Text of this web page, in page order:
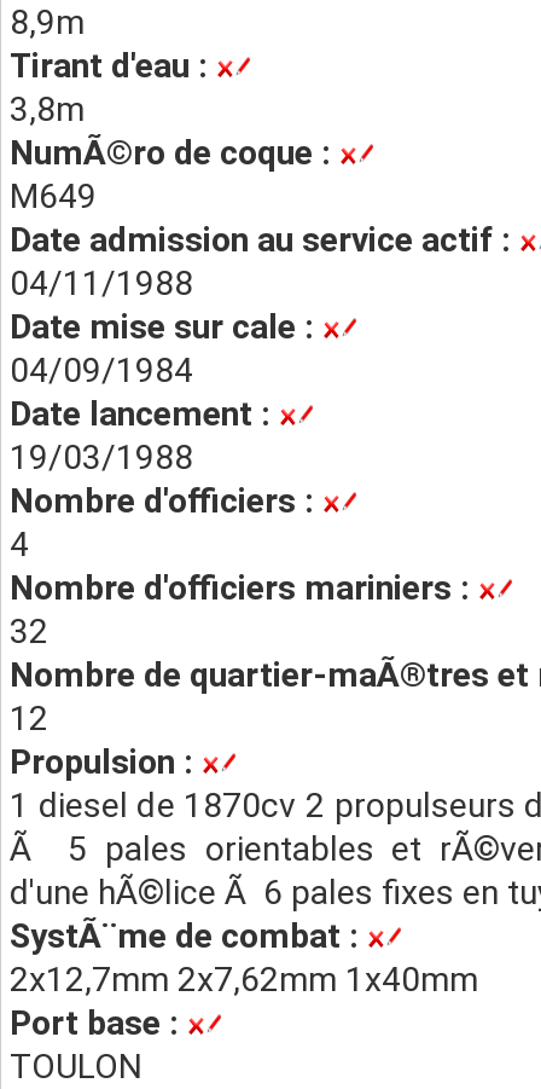
8,9m
Tirant d'eau :
3,8m
NumÃ©ro de coque :
M649
Date admission au service actif :
04/11/1988
Date mise sur cale :
04/09/1984
Date lancement :
19/03/1988
Nombre d'officiers :
4
Nombre d'officiers mariniers :
32
Nombre de quartier-maÃ®tres
12
Propulsion :
1 diesel de 1870cv 2
Ã 5 pales orientables et
d'une hÃ©lice Ã 6 pales fixes en
SystÃ¨me de combat :
2x12,7mm 2x7,62mm 1x40mm
Port base :
TOULON